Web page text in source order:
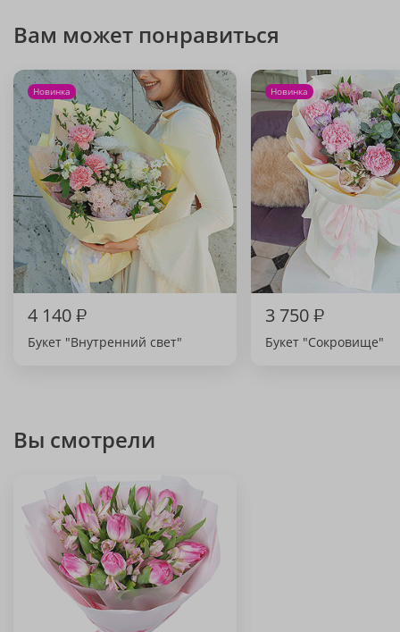
Вам может понравиться
Новинка
4 140₽
Букет "Внутренний свет"
Новинка
3 750₽
Букет "Сокровище"
Вы смотрели